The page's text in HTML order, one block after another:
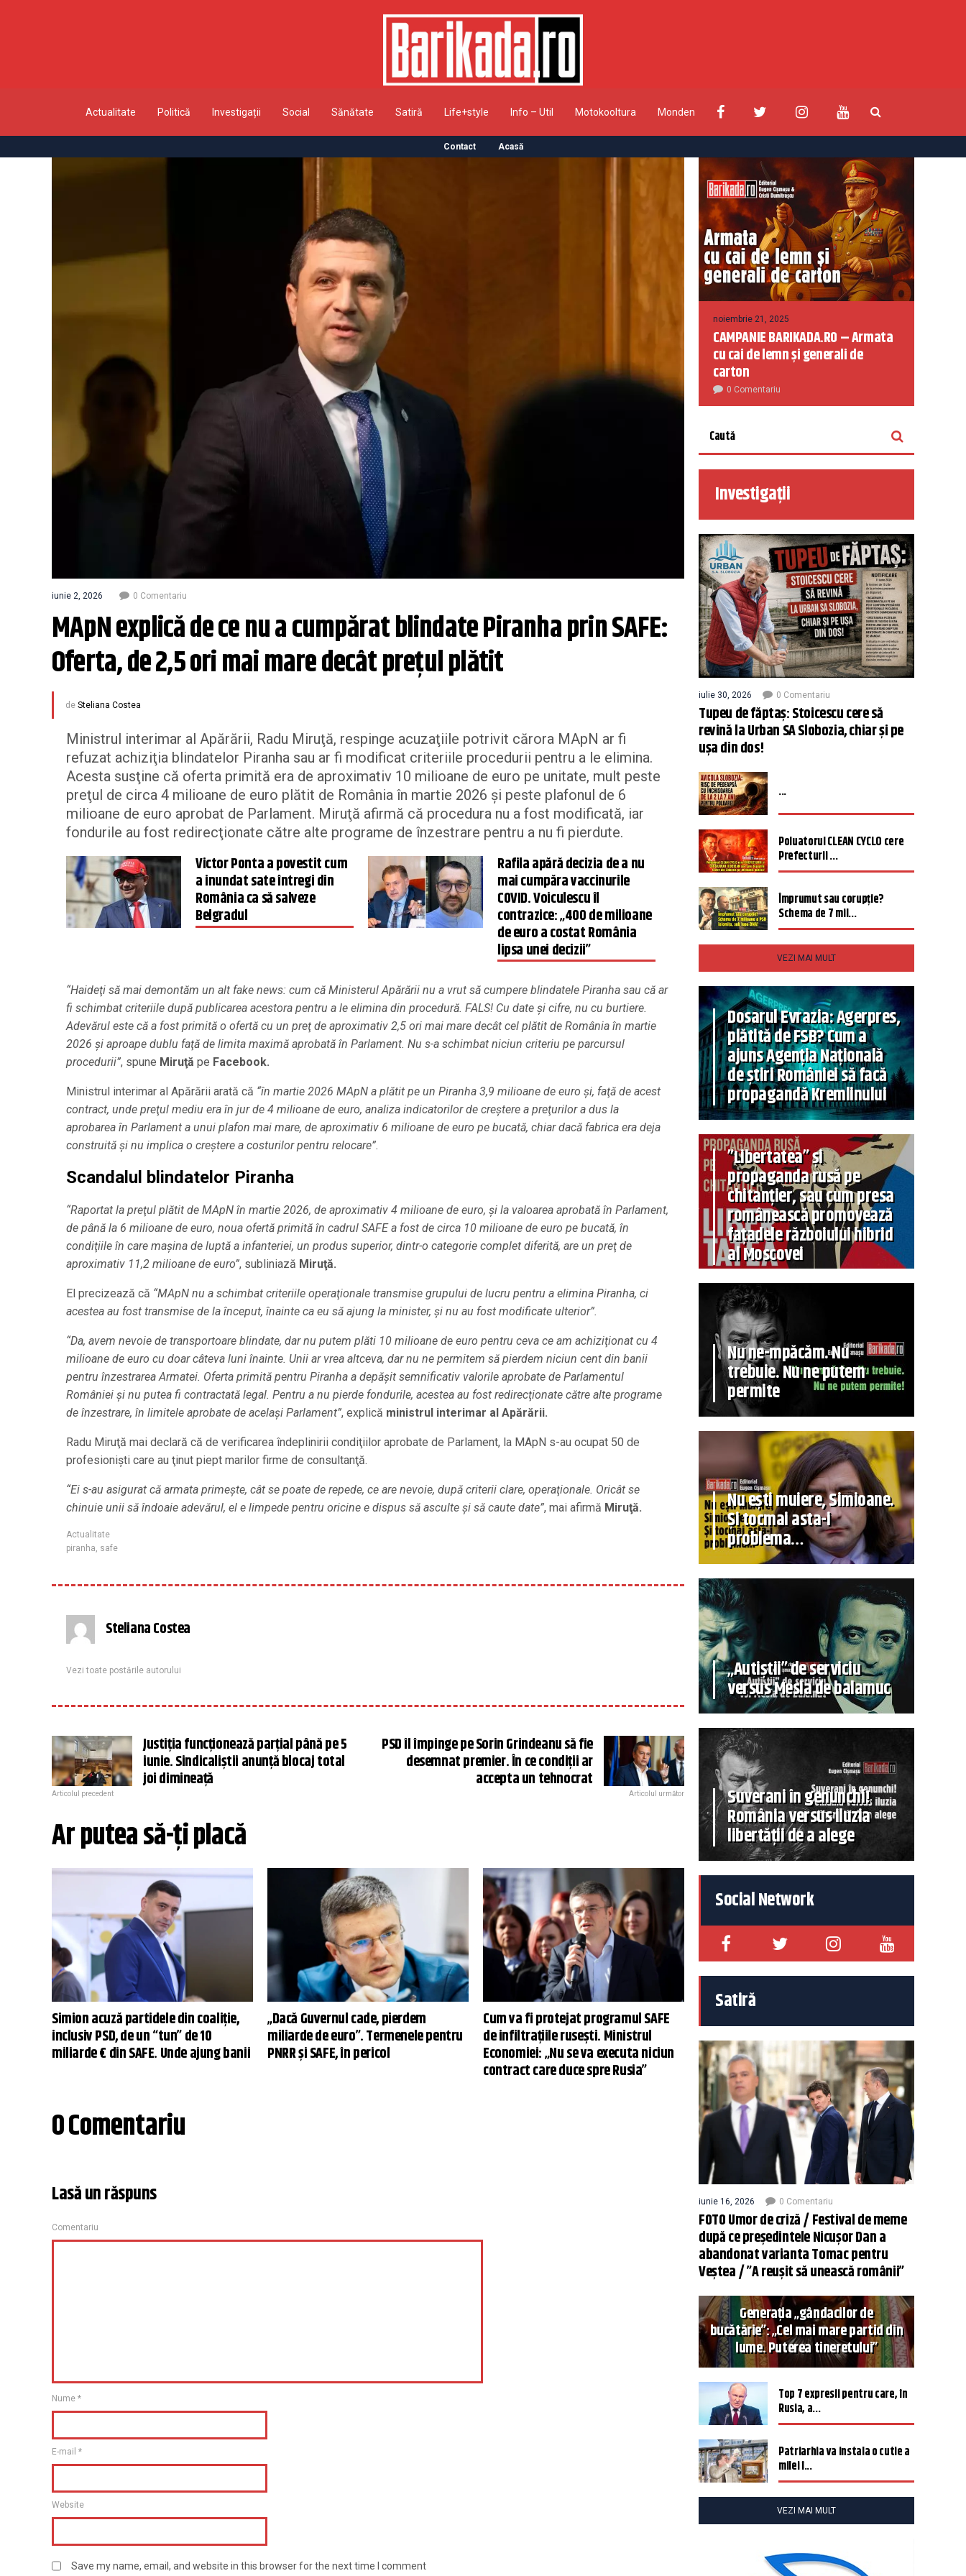
Actualitate Politică Investigații Social Sănătate Satiră Life+style Info – Util Motokooltura Monden
Contact Acasă
iunie 2, 2026 0 Comentariu
MApN explică de ce nu a cumpărat blindate Piranha prin SAFE:
Oferta, de 2,5 ori mai mare decât preţul plătit
de Steliana Costea
Ministrul interimar al Apărării, Radu Miruţă, respinge acuzaţiile potrivit cărora MApN ar fi
refuzat achiziţia blindatelor Piranha sau ar fi modificat criteriile procedurii pentru a le elimina.
Acesta susţine că oferta primită era de aproximativ 10 milioane de euro pe unitate, mult peste
preţul de circa 4 milioane de euro plătit de România în martie 2026 şi peste plafonul de 6
milioane de euro aprobat de Parlament. Miruţă afirmă că procedura nu a fost modificată, iar
fondurile au fost redirecţionate către alte programe de înzestrare pentru a nu fi pierdute.
Victor Ponta a povestit cum
a inundat sate întregi din
România ca să salveze
Belgradul
Rafila apără decizia de a nu
mai cumpăra vaccinurile
COVID. Voiculescu îl
contrazice: „400 de milioane
de euro a costat România
lipsa unei decizii”
“Haideţi să mai demontăm un alt fake news: cum că Ministerul Apărării nu a vrut să cumpere blindatele Piranha sau că ar
fi schimbat criteriile după publicarea acestora pentru a le elimina din procedură. FALS! Cu date şi cifre, nu cu burtiere.
Adevărul este că a fost primită o ofertă cu un preţ de aproximativ 2,5 ori mai mare decât cel plătit de România în martie
2026 şi aproape dublu faţă de limita maximă aprobată în Parlament. Nu s-a schimbat niciun criteriu pe parcursul
procedurii”, spune Miruţă pe Facebook.
Ministrul interimar al Apărării arată că “în martie 2026 MApN a plătit pe un Piranha 3,9 milioane de euro şi, faţă de acest
contract, unde preţul mediu era în jur de 4 milioane de euro, analiza indicatorilor de creştere a preţurilor a dus la
aprobarea în Parlament a unui plafon mai mare, de aproximativ 6 milioane de euro pe bucată, chiar dacă fabrica era deja
construită şi nu implica o creştere a costurilor pentru relocare”.
Scandalul blindatelor Piranha
“Raportat la preţul plătit de MApN în martie 2026, de aproximativ 4 milioane de euro, şi la valoarea aprobată în Parlament,
de până la 6 milioane de euro, noua ofertă primită în cadrul SAFE a fost de circa 10 milioane de euro pe bucată, în
condiţiile în care maşina de luptă a infanteriei, un produs superior, dintr-o categorie complet diferită, are un preţ de
aproximativ 11,2 milioane de euro”, subliniază Miruţă.
El precizează că “MApN nu a schimbat criteriile operaţionale transmise grupului de lucru pentru a elimina Piranha, ci
acestea au fost transmise de la început, înainte ca eu să ajung la minister, şi nu au fost modificate ulterior”.
“Da, avem nevoie de transportoare blindate, dar nu putem plăti 10 milioane de euro pentru ceva ce am achiziţionat cu 4
milioane de euro cu doar câteva luni înainte. Unii ar vrea altceva, dar nu ne permitem să pierdem niciun cent din banii
pentru înzestrarea Armatei. Oferta primită pentru Piranha a depăşit semnificativ valorile aprobate de Parlamentul
României şi nu putea fi contractată legal. Pentru a nu pierde fondurile, acestea au fost redirecţionate către alte programe
de înzestrare, în limitele aprobate de acelaşi Parlament”, explică ministrul interimar al Apărării.
Radu Miruţă mai declară că de verificarea îndeplinirii condiţiilor aprobate de Parlament, la MApN s-au ocupat 50 de
profesionişti care au ţinut piept marilor firme de consultanţă.
“Ei s-au asigurat că armata primeşte, cât se poate de repede, ce are nevoie, după criterii clare, operaţionale. Oricât se
chinuie unii să îndoaie adevărul, el e limpede pentru oricine e dispus să asculte şi să caute date”, mai afirmă Miruţă.
Actualitate
piranha safe
Steliana Costea
Vezi toate postările autorului
Justiția funcționează parțial până pe 5
iunie. Sindicaliștii anunță blocaj total
joi dimineață
Articolul precedent
PSD îl împinge pe Sorin Grindeanu să fie
desemnat premier. În ce condiții ar
accepta un tehnocrat
Articolul următor
Ar putea să-ți placă
Simion acuză partidele din coaliţie,
inclusiv PSD, de un “tun” de 10
miliarde € din SAFE. Unde ajung banii
„Dacă Guvernul cade, pierdem
miliarde de euro”. Termenele pentru
PNRR și SAFE, în pericol
Cum va fi protejat programul SAFE
de infiltrațiile rusești. Ministrul
Economiei: „Nu se va executa niciun
contract care duce spre Rusia”
0 Comentariu
Lasă un răspuns
Comentariu
Nume *
E-mail *
Website
Save my name, email, and website in this browser for the next time I comment
noiembrie 21, 2025
CAMPANIE BARIKADA.RO – Armata
cu cai de lemn și generali de
carton
0 Comentariu
Investigații
iulie 30, 2026 0 Comentariu
Tupeu de făptaș: Stoicescu cere să
revină la Urban SA Slobozia, chiar și pe
ușa din dos!
...
Poluatorul CLEAN CYCLO cere
Prefecturii ...
Împrumut sau corupție?
Schema de 7 mil...
VEZI MAI MULT
Dosarul Evrazia: Agerpres,
plătită de FSB? Cum a
ajuns Agenția Națională
de știri României să facă
propagandă Kremlinului
”Libertatea” și
propaganda rusă pe
chitanțier, sau cum presa
românească promovează
fațadele războiului hibrid
al Moscovei
Nu ne-mpăcăm. Nu
trebuie. Nu ne putem
permite
Nu ești muiere, Simioane.
Și tocmai asta-i
problema…
„Autiștii” de serviciu
versus Mesia de balamuc
Suverani în genunchi!
România versus iluzia
libertății de a alege
Social Network
Satiră
iunie 16, 2026 0 Comentariu
FOTO Umor de criză / Festival de meme
după ce președintele Nicușor Dan a
abandonat varianta Tomac pentru
Veștea / ”A reușit să unească românii”
Generația „gândacilor de
bucătărie”: „Cel mai mare partid din
lume. Puterea tineretului”
Top 7 expresii pentru care, în
Rusia, a...
Patriarhia va instala o cutie a
milei î...
VEZI MAI MULT